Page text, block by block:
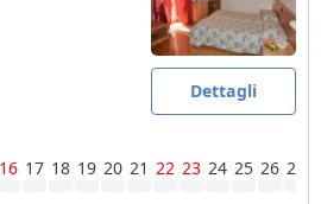
a 7km, piste da fondo più vicine
Dettagli
16 17 18 19 20 21 22 23 24 25 26 27